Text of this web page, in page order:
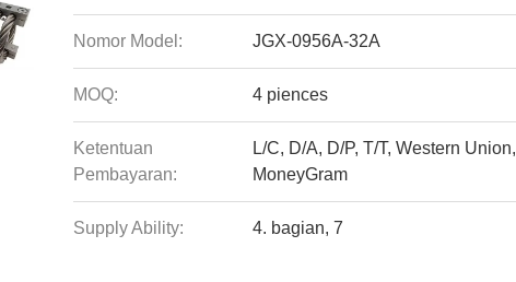
Nomor Model: JGX-0956A-32A
MOQ: 4 piences
Ketentuan
Pembayaran:
L/C, D/A, D/P, T/T, Western Union,
MoneyGram
Supply Ability: 4. bagian, 7